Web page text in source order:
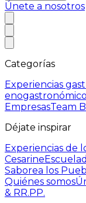
Únete a nosotros
Categorías
Experiencias
EmpresasTeam
Déjate inspirar
Experiencias de
Cesarine
Saborea los
Quiénes somos
& RR.PP.